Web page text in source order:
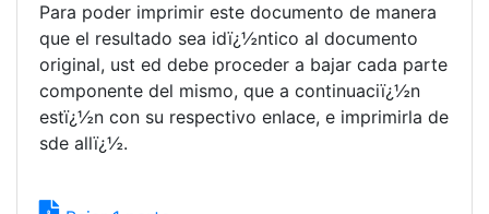
Para poder imprimir este documento de manera
que el resultado sea idï¿½ntico al documento
original, ust ed debe proceder a bajar cada parte
componente del mismo, que a continuaciï¿½n
estï¿½n con su respectivo enlace, e imprimirla de
sde allï¿½.